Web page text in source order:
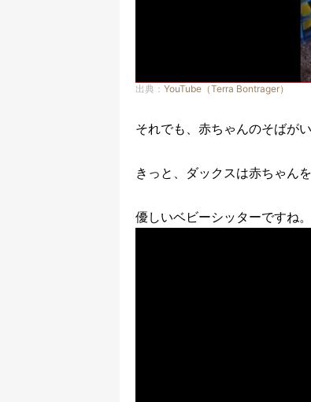
出典： YouTube（Terra Bontrager）
それでも、赤ちゃんのそばが
きっと、ダックスは赤ちゃん
優しいベビーシッターですね。